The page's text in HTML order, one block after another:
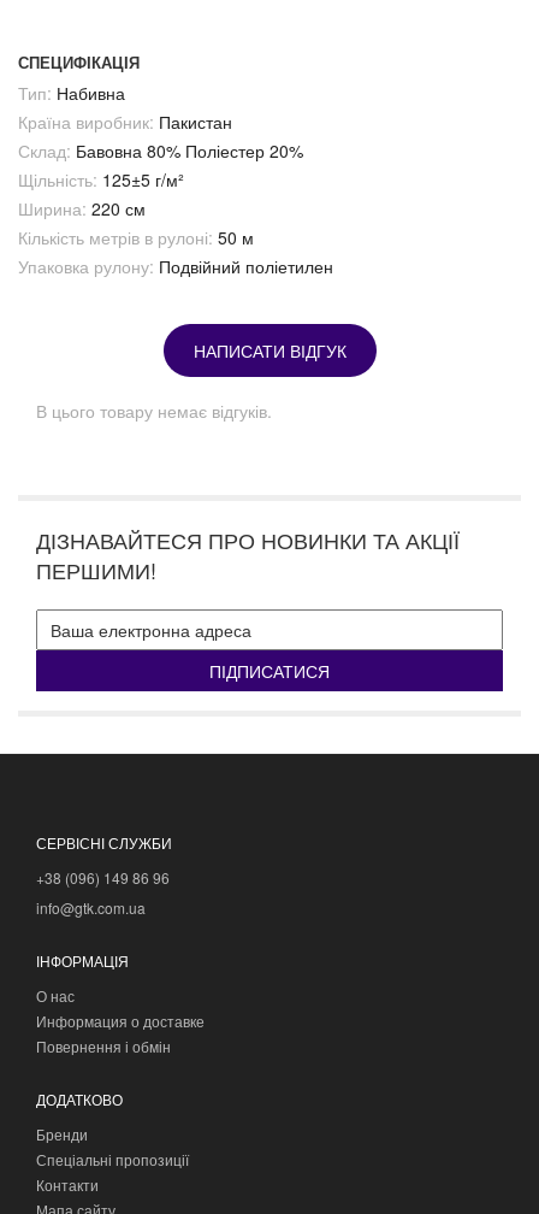
СПЕЦИФІКАЦІЯ
Тип: Набивна
Країна виробник: Пакистан
Склад: Бавовна 80% Поліестер 20%
Щільність: 125±5 г/м²
Ширина: 220 см
Кількість метрів в рулоні: 50 м
Упаковка рулону: Подвійний поліетилен
НАПИСАТИ ВІДГУК
В цього товару немає відгуків.
ДІЗНАВАЙТЕСЯ ПРО НОВИНКИ ТА АКЦІЇ
ПЕРШИМИ!
ПІДПИСАТИСЯ
СЕРВІСНІ СЛУЖБИ
+38 (096) 149 86 96
info@gtk.com.ua
ІНФОРМАЦІЯ
О нас
Информация о доставке
Повернення і обмін
ДОДАТКОВО
Бренди
Спеціальні пропозиції
Контакти